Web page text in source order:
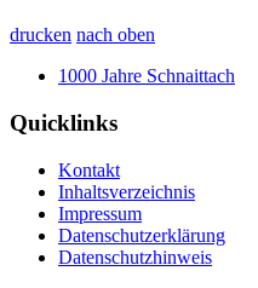
drucken nach oben
1000 Jahre Schnaittach
Quicklinks
Kontakt
Inhaltsverzeichnis
Impressum
Datenschutzerklärung
Datenschutzhinweis